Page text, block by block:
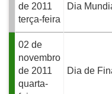
de 2011
terça-feira
Dia
02 de
novembro
de 2011
quarta-
Dia de